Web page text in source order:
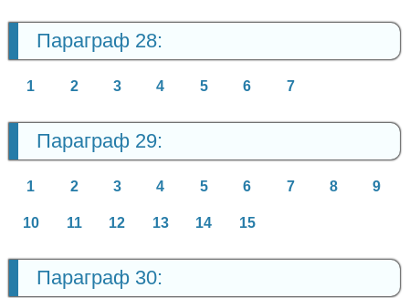
Параграф 28:
1 2 3 4 5 6 7
Параграф 29:
1 2 3 4 5 6 7 8 9
10 11 12 13 14 15
Параграф 30: